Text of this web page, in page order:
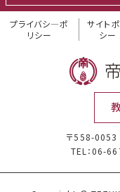
プライバシ―ポ
リシー
サイト
シー
〒558-0053
TEL：06-